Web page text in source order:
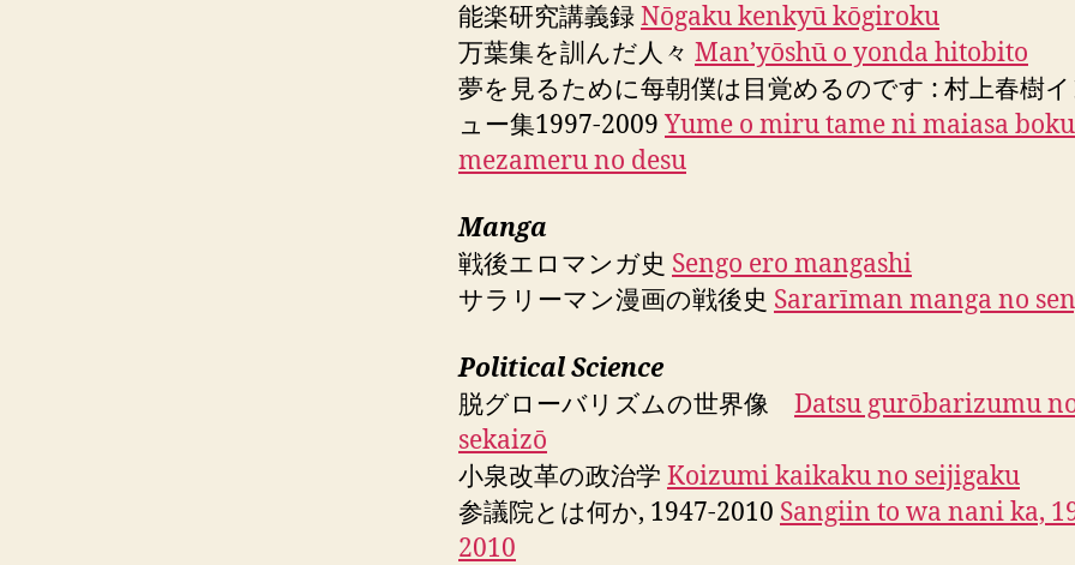
能楽研究講義録Nōgaku kenkyū kōgiroku
万葉集を訓んだ人々 Manʼyōshū o yonda hitobito
夢を見るために每朝僕は目覚めるのです : 村上春樹
ュー集1997-2009 Yume o miru tame ni maiasa
mezameru no desu
Manga
戦後エロマンガ史 Sengo ero mangashi
サラリーマン漫画の戦後史 Sararīman manga no
Political Science
脱グローバリズムの世界像 Datsu gurōbarizumu
sekaizō
小泉改革の政治学 Koizumi kaikaku no seijigaku
参議院とは何か, 1947-2010 Sangiin to wa nani ka,
2010